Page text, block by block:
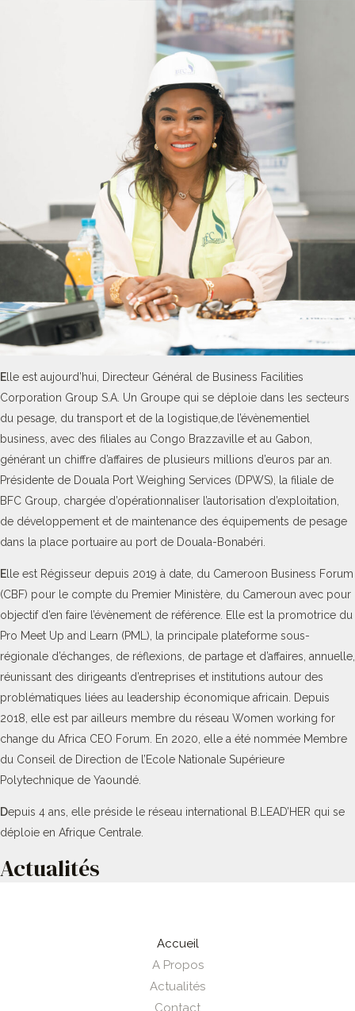
E lle est aujourd’hui, Directeur Général de Business Facilities
Corporation Group S.A. Un Groupe qui se déploie dans les secteurs
du pesage, du transport et de la logistique,de l’évènementiel
business, avec des filiales au Congo Brazzaville et au Gabon,
générant un chiffre d’affaires de plusieurs millions d’euros par an.
Présidente de Douala Port Weighing Services (DPWS), la filiale de
BFC Group, chargée d’opérationnaliser l’autorisation d’exploitation,
de développement et de maintenance des équipements de pesage
dans la place portuaire au port de Douala-Bonabéri.
E lle est Régisseur depuis 2019 à date, du Cameroon Business Forum
(CBF) pour le compte du Premier Ministère, du Cameroun avec pour
objectif d’en faire l’évènement de référence. Elle est la promotrice du
Pro Meet Up and Learn (PML), la principale plateforme sous-
régionale d’échanges, de réflexions, de partage et d’affaires, annuelle,
réunissant des dirigeants d’entreprises et institutions autour des
problématiques liées au leadership économique africain. Depuis
2018, elle est par ailleurs membre du réseau Women working for
change du Africa CEO Forum. En 2020, elle a été nommée Membre
du Conseil de Direction de l’Ecole Nationale Supérieure
Polytechnique de Yaoundé.
Depuis 4 ans, elle préside le réseau international B.LEAD’HER qui se
déploie en Afrique Centrale.
Actualités
Accueil
A Propos
Actualités
Contact